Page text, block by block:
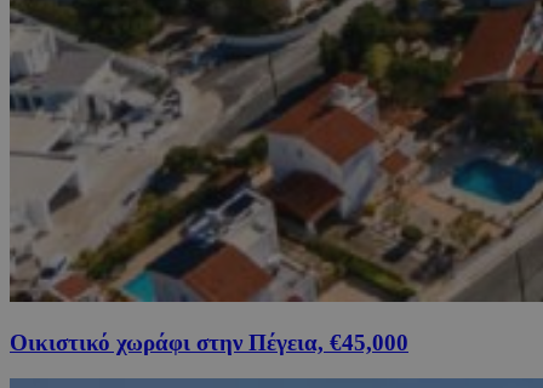
Οικιστικό χωράφι στην Πέγεια, €45,000